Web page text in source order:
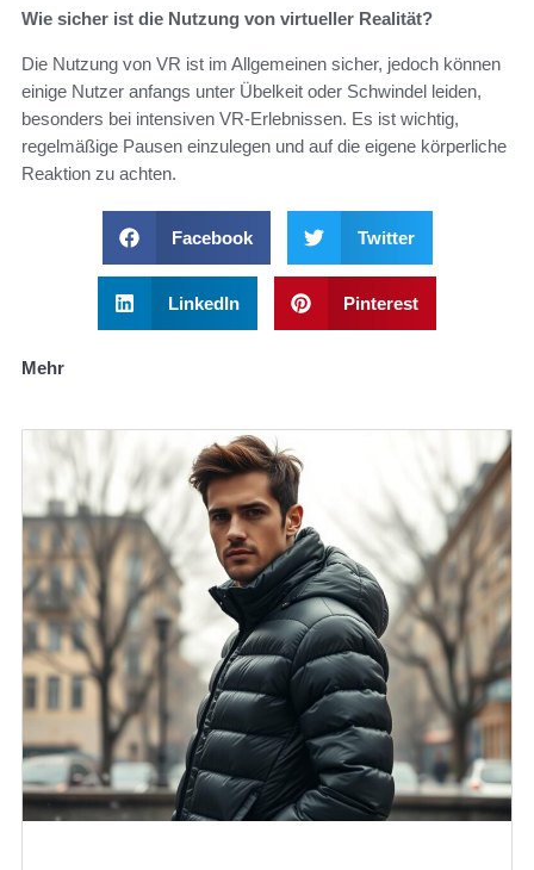
Wie sicher ist die Nutzung von virtueller Realität?
Die Nutzung von VR ist im Allgemeinen sicher, jedoch können
einige Nutzer anfangs unter Übelkeit oder Schwindel leiden,
besonders bei intensiven VR-Erlebnissen. Es ist wichtig,
regelmäßige Pausen einzulegen und auf die eigene körperliche
Reaktion zu achten.
Facebook Twitter
LinkedIn Pinterest
Mehr